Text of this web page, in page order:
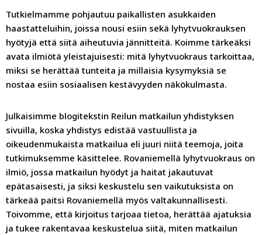
Tutkielmamme pohjautuu paikallisten asukkaiden
haastatteluihin, joissa nousi esiin sekä lyhytvuokrauksen
hyötyjä että siitä aiheutuvia jännitteitä. Koimme tärkeäksi
avata ilmiötä yleistajuisesti: mitä lyhytvuokraus tarkoittaa,
miksi se herättää tunteita ja millaisia kysymyksiä se
nostaa esiin sosiaalisen kestävyyden näkökulmasta.
Julkaisimme blogitekstin Reilun matkailun yhdistyksen
sivuilla, koska yhdistys edistää vastuullista ja
oikeudenmukaista matkailua eli juuri niitä teemoja, joita
tutkimuksemme käsittelee. Rovaniemellä lyhytvuokraus on
ilmiö, jossa matkailun hyödyt ja haitat jakautuvat
epätasaisesti, ja siksi keskustelu sen vaikutuksista on
tärkeää paitsi Rovaniemellä myös valtakunnallisesti.
Toivomme, että kirjoitus tarjoaa tietoa, herättää ajatuksia
ja tukee rakentavaa keskustelua siitä, miten matkailun